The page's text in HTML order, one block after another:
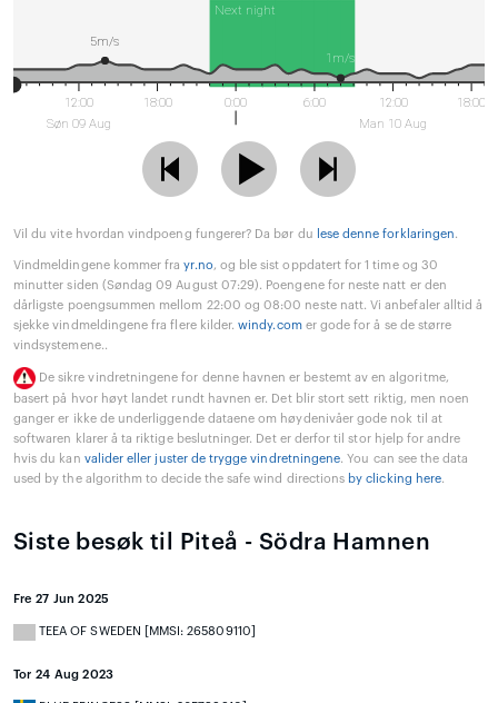
Next night
12:00
Søn 09 Aug
18:00 0:00 6:00
12:00
Man 10 Aug
18:00
5m/s
1m/s
Vil du vite hvordan vindpoeng fungerer? Da bør du lese denne forklaringen.
Vindmeldingene kommer frayr.no, og ble sist oppdatert for 1 time og 30
minutter siden (Søndag 09 August 07:29). Poengene for neste natt er den
dårligste poengsummen mellom 22:00 og 08:00 neste natt. Vi anbefaler alltid å
sjekke vindmeldingene fra flere kilder.windy.comer gode for å se de større
vindsystemene..
De sikre vindretningene for denne havnen er bestemt av en algoritme,
basert på hvor høyt landet rundt havnen er. Det blir stort sett riktig, men noen
ganger er ikke de underliggende dataene om høydenivåer gode nok til at
softwaren klarer å ta riktige beslutninger. Det er derfor til stor hjelp for andre
hvis du kan valider eller juster de trygge vindretningene. You can see the data
used by the algorithm to decide the safe wind directions by clicking here.
Siste besøk til Piteå - Södra Hamnen
Fre 27 Jun 2025
TEEA OF SWEDEN [MMSI: 265809110]
Tor 24 Aug 2023